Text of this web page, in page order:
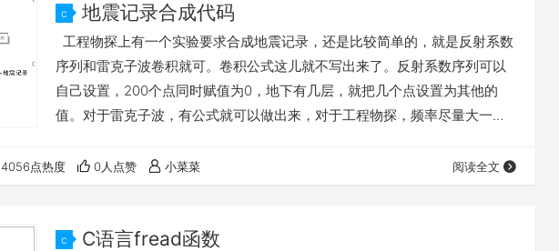
c 地震记录合成代码
工程物探上有一个实验要求合成地震记录，还是比较简单的，就是反射系数
序列和雷克子波卷积就可。卷积公式这儿就不写出来了。反射系数序列可以
自己设置，200个点同时赋值为0，地下有几层，就把几个点设置为其他的
值。对于雷克子波，有公式就可以做出来，对于工程物探，频率尽量大一
#include<stdio.h> #include<math.h> #include<stdlib.h> //#define dz1…
4056点热度 0人点赞 小菜菜 阅读全文
c C语言fread函数